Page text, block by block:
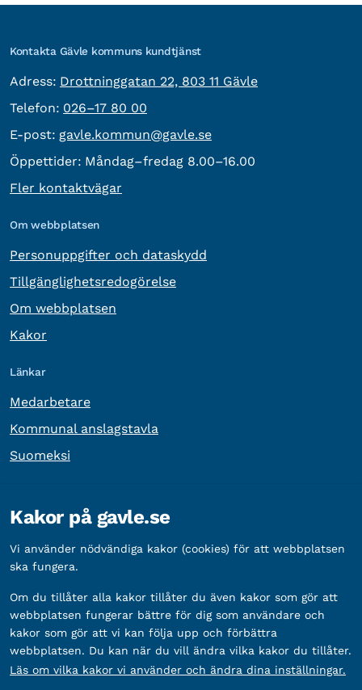
Kontakta Gävle kommuns kundtjänst
Adress: besöksadress:
Drottninggatan 22, 803 11 Gävle
Telefon: Telefon:
026–17 80 00
E-post: E-post:
gavle.kommun@gavle.se
Öppettider: Måndag–fredag 8.00–16.00
Fler kontaktvägar
Om webbplatsen
Personuppgifter och dataskydd
Tillgänglighetsredogörelse
Om webbplatsen
Kakor
Länkar
Medarbetare
Kommunal anslagstavla
Suomeksi
Organisationsnummer: 212000-2338
Bankgironummer: 5888-2333
Kakor på gavle.se
Vi använder nödvändiga kakor (cookies) för att webbplatsen
ska fungera.
Om du tillåter alla kakor tillåter du även kakor som gör att
webbplatsen fungerar bättre för dig som användare och
kakor som gör att vi kan följa upp och förbättra
webbplatsen. Du kan när du vill ändra vilka kakor du tillåter.
Läs om vilka kakor vi använder och ändra dina inställningar.